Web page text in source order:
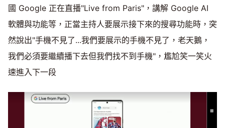
國 Google 正在直播"Live from Paris"，講解 Google AI
軟體與功能等，正當主持人要展示接下來的搜尋功能時，突
然說出"手機不見了...我們要展示的手機不見了，老天鵝，
我們必須要繼續播下去但我們找不到手機"，尷尬笑一笑火
速進入下一段